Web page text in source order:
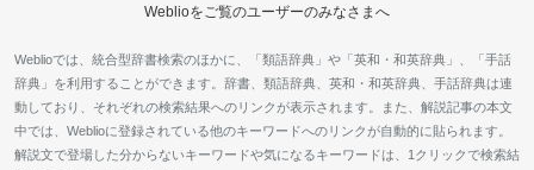
Weblioをご覧のユーザーのみなさまへ
Weblioでは、統合型辞書検索のほかに、「類語辞典」や「英和・和英辞典」、「手話
辞典」を利用することができます。辞書、類語辞典、英和・和英辞典、手話辞典は連
動しており、それぞれの検索結果へのリンクが表示されます。また、解説記事の本文
中では、Weblioに登録されている他のキーワードへのリンクが自動的に貼られます。
解説文で登場した分からないキーワードや気になるキーワードは、1クリックで検索結